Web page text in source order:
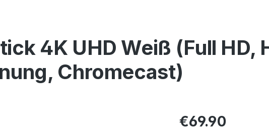
4K UHD Weiß (Full HD,
Chromecast)
Regular price:
€69.90